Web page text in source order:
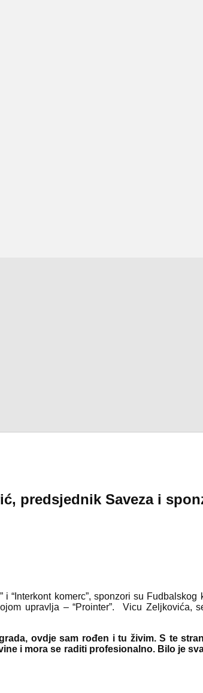
predsjednik Saveza i
i “Interkont komerc”, sponzori su
upravlja – “Prointer”. Vicu
ovdje sam rođen i tu živim. S te
i mora se raditi profesionalno. Bilo je